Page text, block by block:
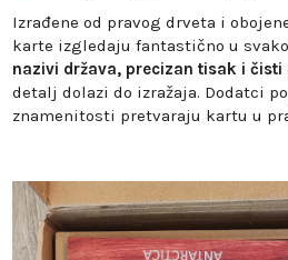
Izrađene od pravog drveta i
karte izgledaju fantastično u
nazivi država, precizan tisak i čisti
detalj dolazi do izražaja. Dodatci
znamenitosti pretvaraju kartu u